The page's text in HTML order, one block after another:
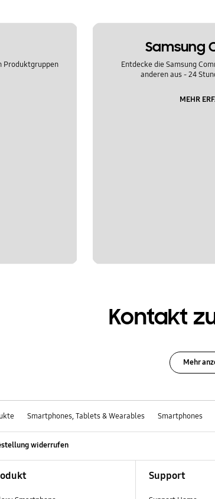
Produktgruppen
Samsung
Entdecke die Samsung
anderen aus - 24
MEHR
Kontakt
Mehr
Smartphones, Tablets & Wearables Smartphones
widerrufen
Support